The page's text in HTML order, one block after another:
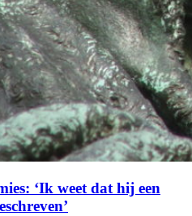
‘Ik weet dat hij een